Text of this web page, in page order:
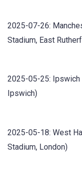
2025-07-26:
Stadium, East
2025-05-25: Ipswich
Ipswich)
2025-05-18: West
Stadium, London)